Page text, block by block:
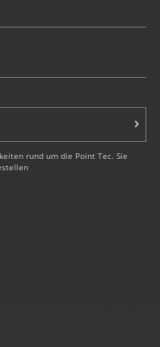
rund um die Point Tec. Sie